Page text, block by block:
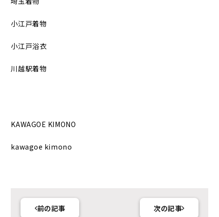
小江戸着物
小江戸浴衣
川越駅着物
KAWAGOE KIMONO
kawagoe kimono
前の記事 次の記事